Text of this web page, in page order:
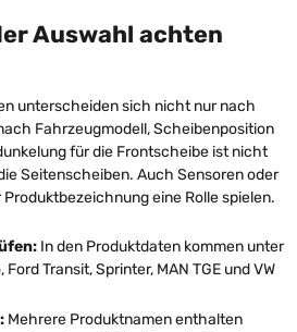
Auswahl achten
unterscheiden sich nicht nur nach
Fahrzeugmodell, Scheibenposition
für die Frontscheibe ist nicht
Seitenscheiben. Auch Sensoren oder
eine Rolle spielen.
In den Produktdaten kommen unter
Transit, Sprinter, MAN TGE und VW
Mehrere Produktnamen enthalten